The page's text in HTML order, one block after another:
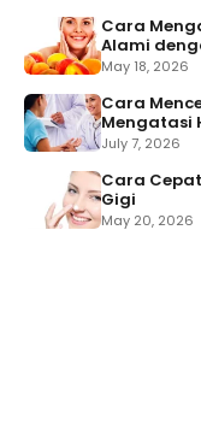
Cara
Alami
May 18, 2026
Cara
Mengatasi
July 7, 2026
Cara
Gigi
May 20, 2026